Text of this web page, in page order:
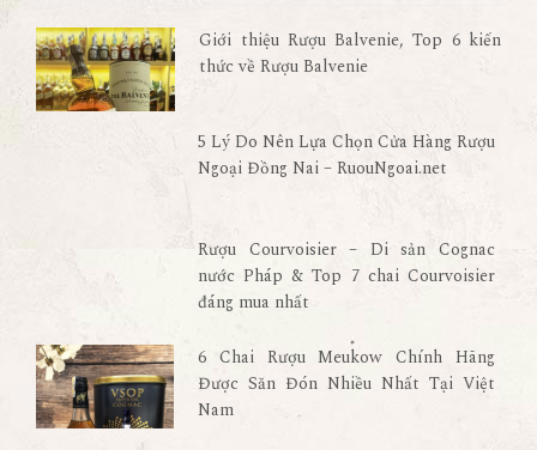
Giới thiệu Rượu Balvenie, Top 6 kiến
thức về Rượu Balvenie
5 Lý Do Nên Lựa Chọn Cửa Hàng Rượu
Ngoại Đồng Nai – RuouNgoai.net
Rượu Courvoisier – Di sản Cognac
nước Pháp & Top 7 chai Courvoisier
đáng mua nhất
6 Chai Rượu Meukow Chính Hãng
Được Săn Đón Nhiều Nhất Tại Việt
Nam